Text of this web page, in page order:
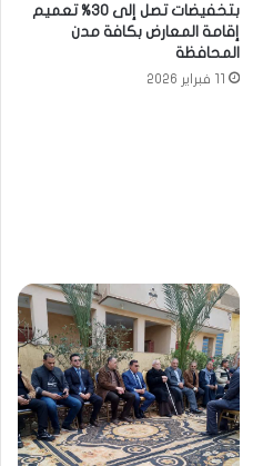
بتخفيضات تصل إلى 30% تعميم
إقامة المعارض بكافة مدن
المحافظة